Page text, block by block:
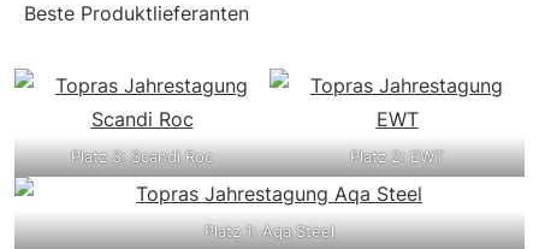
Beste Produktlieferanten
Platz 3: Scandi Roc Platz 2: EWT
Platz 1: Aqa Steel